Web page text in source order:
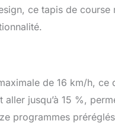
ce tapis de course
de 16 km/h, ce
jusqu’à 15 %,
programmes